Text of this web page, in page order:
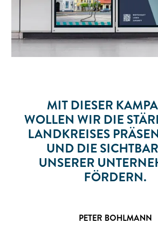
MIT DIESER
WOLLEN WIR DIE
LANDKREISES
UND DIE
UNSERER
FÖRDERN.
PETER BOHLMANN